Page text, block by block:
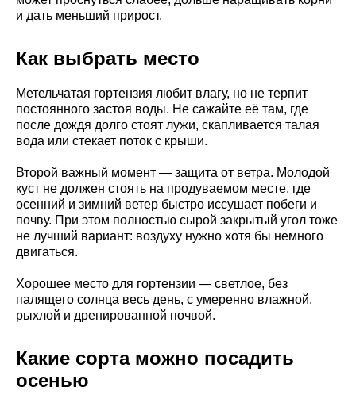
и дать меньший прирост.
Как выбрать место
Метельчатая гортензия любит влагу, но не терпит
постоянного застоя воды. Не сажайте её там, где
после дождя долго стоят лужи, скапливается талая
вода или стекает поток с крыши.
Второй важный момент — защита от ветра. Молодой
куст не должен стоять на продуваемом месте, где
осенний и зимний ветер быстро иссушает побеги и
почву. При этом полностью сырой закрытый угол тоже
не лучший вариант: воздуху нужно хотя бы немного
двигаться.
Хорошее место для гортензии — светлое, без
палящего солнца весь день, с умеренно влажной,
рыхлой и дренированной почвой.
Какие сорта можно посадить
осенью